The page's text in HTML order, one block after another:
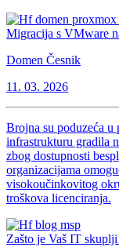
Migracija s VMware
Domen Česnik
11. 03. 2026
Brojna su poduzeća u
infrastrukturu gradila
zbog dostupnosti
organizacijama
visokoučinkovitog
troškova licenciranja.
Zašto je Vaš IT